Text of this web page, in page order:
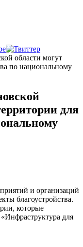
области могут
по национальному
для
и организаций
благоустройства.
которые
для